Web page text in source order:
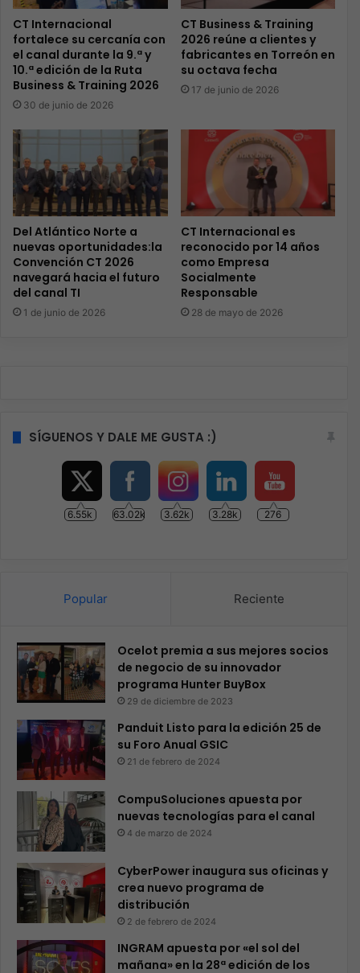
CT Internacional
fortalece su cercanía con
el canal durante la 9.ª y
10.ª edición de la Ruta
Business & Training 2026
30 de junio de 2026
CT Business & Training
2026 reúne a clientes y
fabricantes en Torreón en
su octava fecha
17 de junio de 2026
Del Atlántico Norte a
nuevas oportunidades:la
Convención CT 2026
navegará hacia el futuro
del canal TI
1 de junio de 2026
CT Internacional es
reconocido por 14 años
como Empresa
Socialmente
Responsable
28 de mayo de 2026
SÍGUENOS Y DALE ME GUSTA :)
6.55k 63.02k 3.62k 3.28k 276
Popular Reciente
Ocelot premia a sus mejores socios
de negocio de su innovador
programa Hunter BuyBox
29 de diciembre de 2023
Panduit Listo para la edición 25 de
su Foro Anual GSIC
21 de febrero de 2024
CompuSoluciones apuesta por
nuevas tecnologías para el canal
4 de marzo de 2024
CyberPower inaugura sus oficinas y
crea nuevo programa de
distribución
2 de febrero de 2024
INGRAM apuesta por «el sol del
mañana» en la 28ª edición de los